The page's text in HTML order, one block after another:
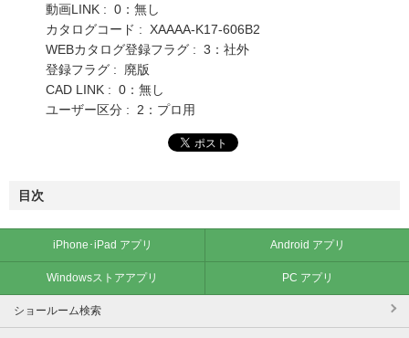
動画LINK : 0：無し
カタログコード : XAAAA-K17-606B2
WEBカタログ登録フラグ : 3：社外
登録フラグ : 廃版
CAD LINK : 0：無し
ユーザー区分 : 2：プロ用
目次
iPhone･iPad アプリ Android アプリ
Windowsストアアプリ PC アプリ
ショールーム検索